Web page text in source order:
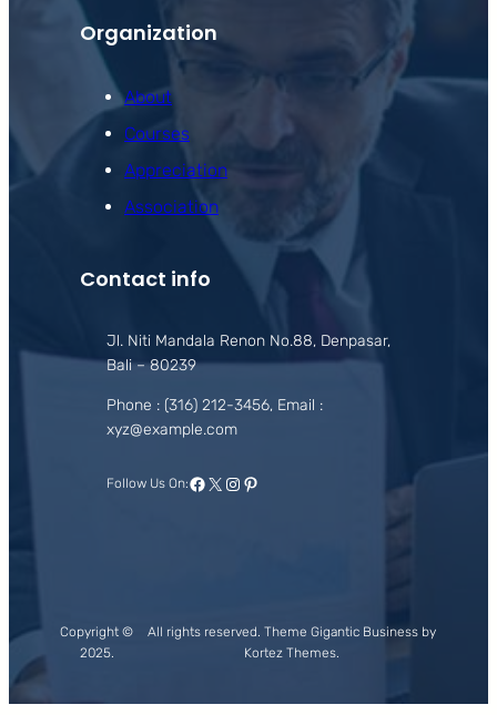
Organization
About
Courses
Appreciation
Association
Contact info
Jl. Niti Mandala Renon No.88, Denpasar,
Bali – 80239
Phone : (316) 212-3456, Email :
xyz@example.com
Follow Us On:Facebook
X Instagram
Pinterest
Copyright ©
2025.
All rights reserved. Theme Gigantic Business by
Kortez Themes.